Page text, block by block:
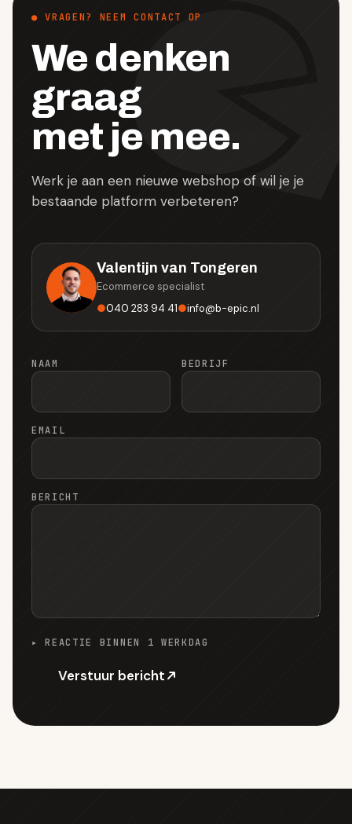
● VRAGEN? NEEM CONTACT OP
We denken
graag
met je mee.
Werk je aan een nieuwe webshop of wil je je
bestaande platform verbeteren?
Valentijn van Tongeren
Ecommerce specialist
●040 283 94 41●info@b-epic.nl
NAAM BEDRIJF
EMAIL
BERICHT
▸ REACTIE BINNEN 1 WERKDAG
Verstuur bericht